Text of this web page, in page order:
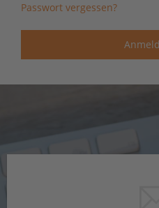
Passwort vergessen?